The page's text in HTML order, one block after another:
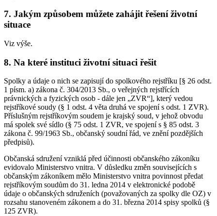
7. Jakým způsobem můžete zahájit řešení životní
situace
Viz výše.
8. Na které instituci životní situaci řešit
Spolky a údaje o nich se zapisují do spolkového rejstříku [§ 26 odst.
1 písm. a) zákona č. 304/2013 Sb., o veřejných rejstřících
právnických a fyzických osob - dále jen „ZVR“], který vedou
rejstříkové soudy (§ 1 odst. 4 věta druhá ve spojení s odst. 1 ZVR).
Příslušným rejstříkovým soudem je krajský soud, v jehož obvodu
má spolek své sídlo (§ 75 odst. 1 ZVR, ve spojení s § 85 odst. 3
zákona č. 99/1963 Sb., občanský soudní řád, ve znění pozdějších
předpisů).
Občanská sdružení vzniklá před účinnosti občanského zákoníku
evidovalo Ministerstvo vnitra. V důsledku změn souvisejících s
občanským zákoníkem mělo Ministerstvo vnitra povinnost předat
rejstříkovým soudům do 31. ledna 2014 v elektronické podobě
údaje o občanských sdruženích (považovaných za spolky dle OZ) v
rozsahu stanoveném zákonem a do 31. března 2014 spisy spolků (§
125 ZVR).